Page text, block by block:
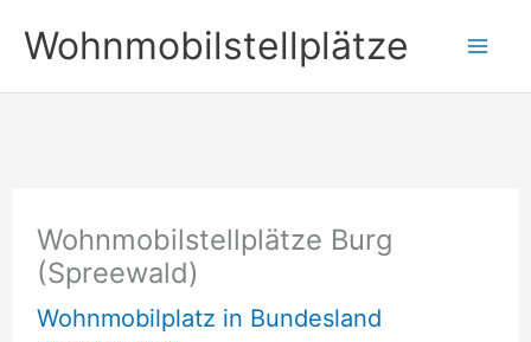
Inhalt
springen
Wohnmobilstellplätze
Wohnmobilstellplätze Burg
(Spreewald)
Wohnmobilplatz in Bundesland